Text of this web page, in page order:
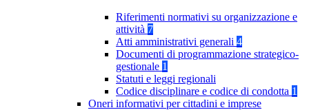
Riferimenti normativi su organizzazione e
attività 7
Atti amministrativi generali 4
Documenti di programmazione strategico-
gestionale 1
Statuti e leggi regionali
Codice disciplinare e codice di condotta 1
Oneri informativi per cittadini e imprese